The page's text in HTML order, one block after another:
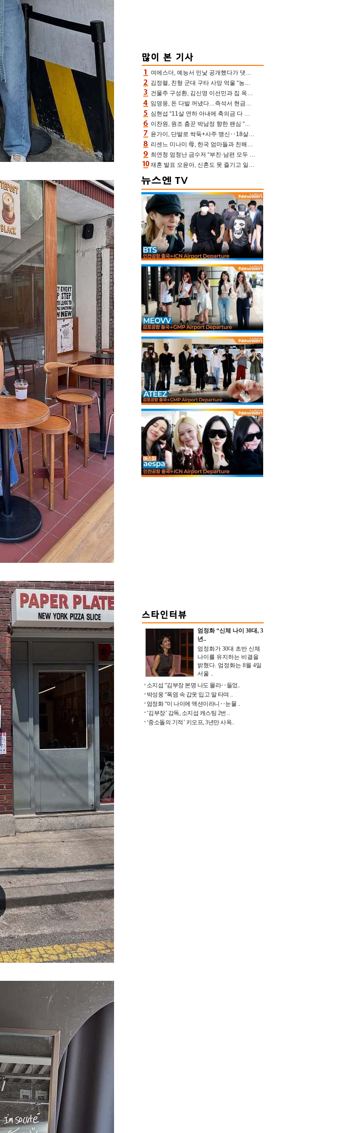
여에스더, 예능서 민낯 공개했다가 댓글에 충격 “눈 왜 저렇게 처졌냐고”(에스더TV)
김정렬, 친형 군대 구타 사망 억울 “농약사 처리, 범인 찾았지만…엄마는 이미 치매”(데이앤나잇)
건물주 구성환, 김신영 이선민과 집 옥상서 41만원 한우 파티 “화력이 성화봉송”(나혼산)
임영웅, 돈 다발 꺼냈다…즉석서 현금으로 수당 챙겨주는 ‘구단주’
심현섭 “11살 연하 아내에 축의금 다 뺏겨, 집도 아내 명의” (동치미)[결정적장면]
이찬원, 원조 춤꾼 박남정 향한 팬심 “어머님 잘 계시지” 폭소(불후)
윤가이, 단발로 싹둑+사주 맹신‥18살 연상 ♥장기하 반한 엉뚱·열정 매력(전참시)
리센느 미나미 母, 한국 엄마들과 친해진 비결=BTS “최애 정국 얘기로 통해”(전참시)
최연청 엄청난 금수저 “부친·남편 모두 판사, 국회의원·언론사 대표 집안”(아형)
재혼 발표 오윤아, 신혼도 못 즐기고 일만 “발달장애 子도 취업 1년차, 연차 없어”
엄정화 “신체 나이 30대, 3
년..
엄정화가 30대 초반 신체
나이를 유지하는 비결을
밝혔다. 엄정화는 8월 4일
서울 ..
소지섭 “김부장 본명 나도 몰라‥들었..
박성웅 “폭염 속 갑옷 입고 말 타며 ..
엄정화 “이 나이에 액션이라니‥눈물 ..
‘김부장’ 감독, 소지섭 캐스팅 2번 ..
‘중소돌의 기적’ 키오프, 3년만 사옥..